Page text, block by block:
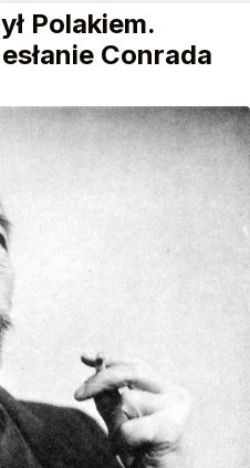
Polakiem.
Conrada